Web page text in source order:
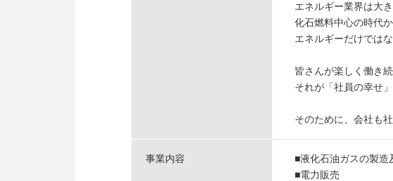
エネルギー業界は大
化石燃料中心の時代
エネルギーだけでは
皆さんが楽しく働き
それが「社員の幸せ
そのために、会社も
事業内容
■液化石油ガスの製造
■電力販売